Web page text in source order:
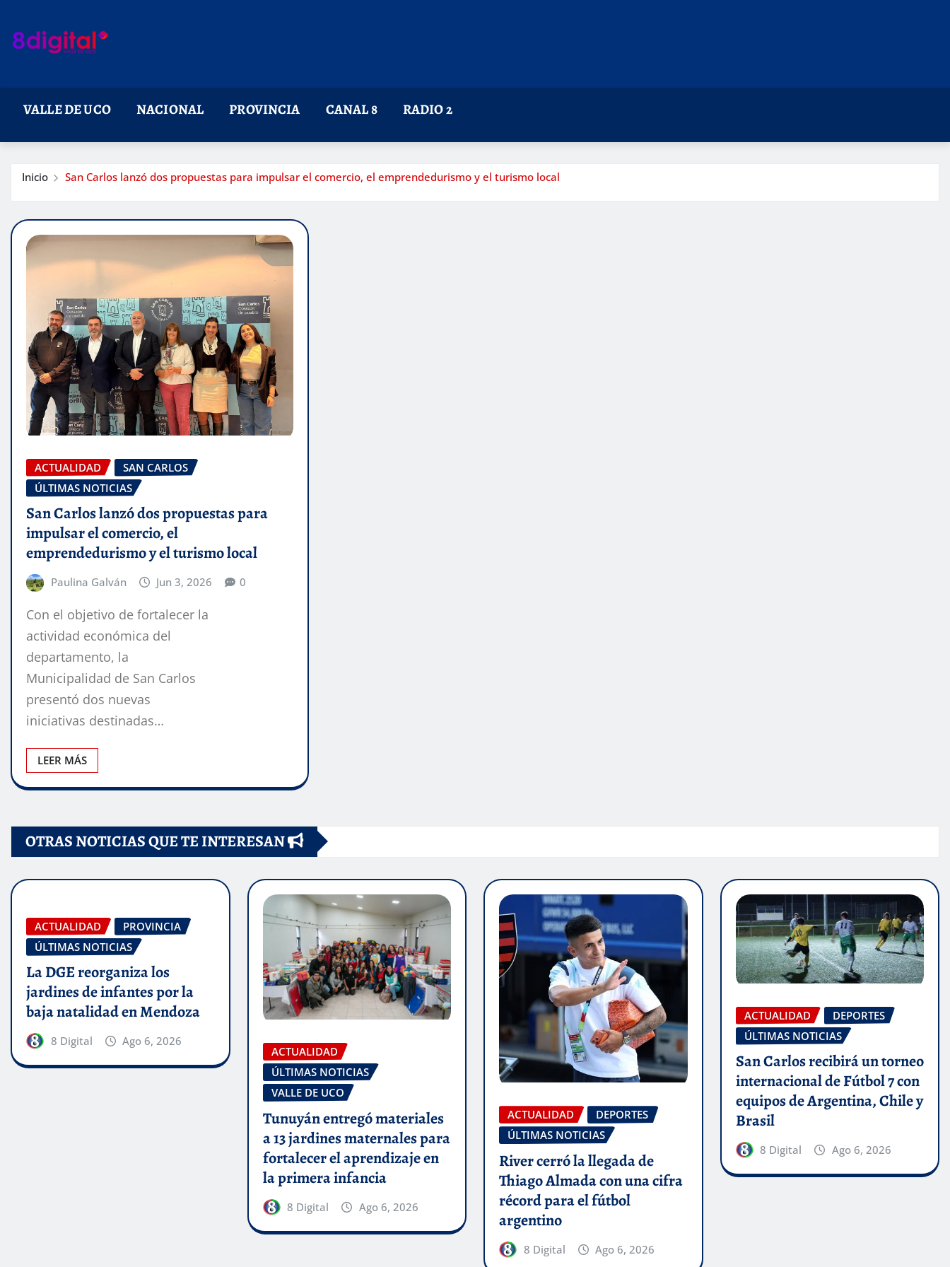
contenido
VALLE DE UCO NACIONAL PROVINCIA CANAL 8 RADIO 2
Inicio San Carlos lanzó dos propuestas para impulsar el comercio, el emprendedurismo y el turismo local
ACTUALIDAD
SAN CARLOS
ÚLTIMAS NOTICIAS
San Carlos lanzó dos propuestas para
impulsar el comercio, el
emprendedurismo y el turismo local
Paulina Galván Jun 3, 2026 0
Con el objetivo de fortalecer la
actividad económica del
departamento, la
Municipalidad de San Carlos
presentó dos nuevas
iniciativas destinadas…
LEER MÁS
OTRAS NOTICIAS QUE TE INTERESAN
ACTUALIDAD
PROVINCIA
ÚLTIMAS NOTICIAS
La DGE reorganiza los
jardines de infantes por la
baja natalidad en Mendoza
8 Digital Ago 6, 2026
ACTUALIDAD
ÚLTIMAS NOTICIAS
VALLE DE UCO
Tunuyán entregó materiales
a 13 jardines maternales para
fortalecer el aprendizaje en
la primera infancia
8 Digital Ago 6, 2026
ACTUALIDAD
DEPORTES
ÚLTIMAS NOTICIAS
River cerró la llegada de
Thiago Almada con una cifra
récord para el fútbol
argentino
8 Digital Ago 6, 2026
ACTUALIDAD
DEPORTES
ÚLTIMAS NOTICIAS
San Carlos recibirá un torneo
internacional de Fútbol 7 con
equipos de Argentina, Chile y
Brasil
8 Digital Ago 6, 2026